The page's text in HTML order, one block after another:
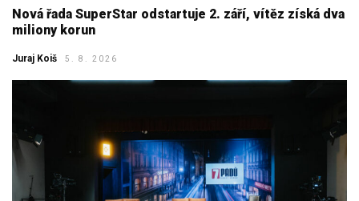
Nová řada SuperStar odstartuje 2. září, vítěz získá dva
miliony korun
Juraj Koiš 5. 8. 2026